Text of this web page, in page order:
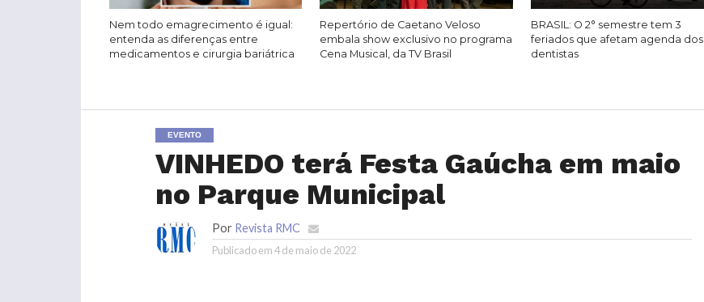
Nem todo emagrecimento é igual:
entenda as diferenças entre
medicamentos e cirurgia bariátrica
Repertório de Caetano Veloso
embala show exclusivo no programa
Cena Musical, da TV Brasil
BRASIL: O 2° semestre tem 3
feriados que afetam agenda dos
dentistas
EVENTO
VINHEDO terá Festa Gaúcha em maio
no Parque Municipal
Por Revista RMC
Publicado em4 de maio de 2022